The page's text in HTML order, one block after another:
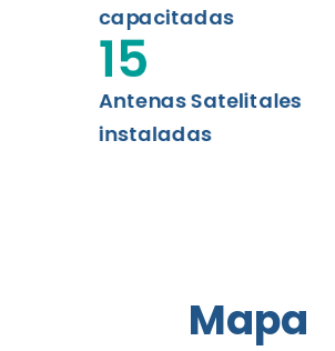
capacitadas
Antenas Satelitales
instaladas
15
Mapa